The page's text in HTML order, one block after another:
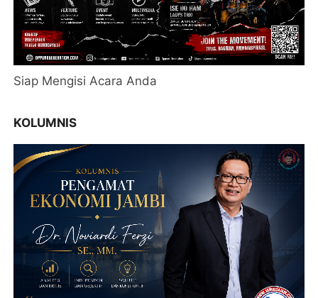
Siap Mengisi Acara Anda
KOLUMNIS